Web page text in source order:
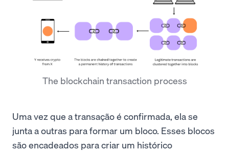
The blockchain transaction process
Uma vez que a transação é confirmada, ela se
junta a outras para formar um bloco. Esses blocos
são encadeados para criar um histórico